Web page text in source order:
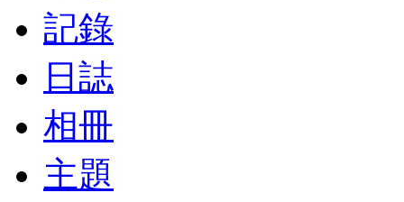
記錄
日誌
相冊
主題